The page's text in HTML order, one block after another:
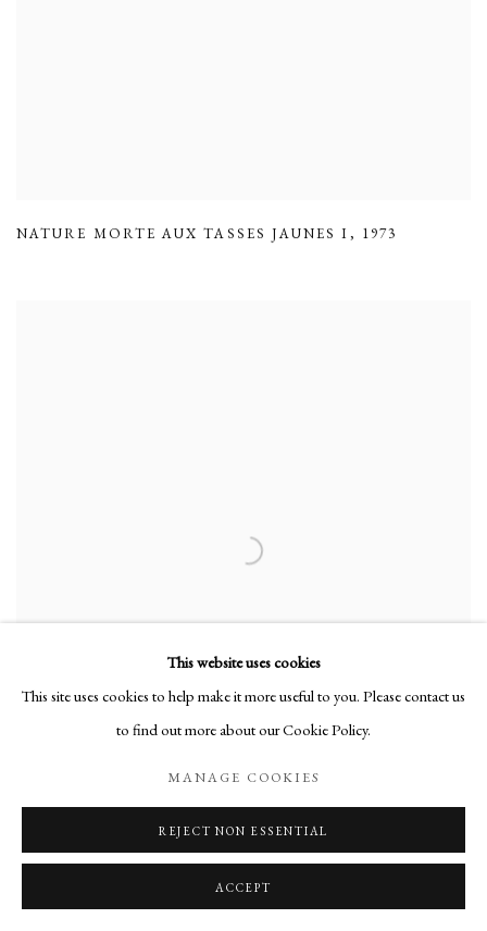
NATURE MORTE AUX TASSES JAUNES I , 1973
FRUITS EN LIBERTÉ II
This website uses cookies
This site uses cookies to help make it more useful to you. Please contact us
to find out more about our Cookie Policy.
MANAGE COOKIES
REJECT NON ESSENTIAL
ACCEPT